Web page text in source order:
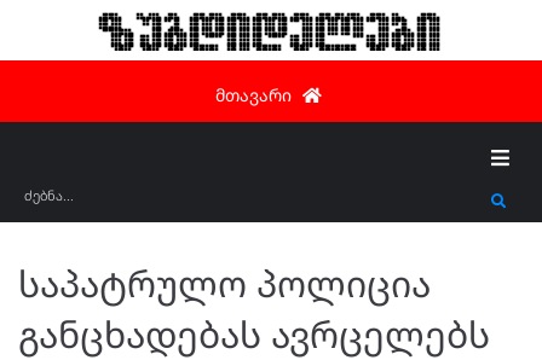
ზუგდიდელები
მთავარი
საპატრულო პოლიცია
განცხადებას ავრცელებს